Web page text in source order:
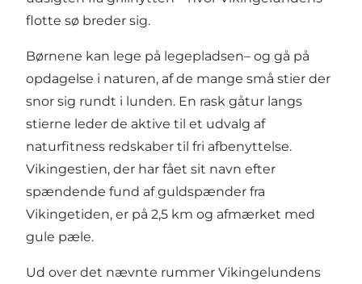
flotte sø breder sig.
Børnene kan lege på legepladsen– og gå på
opdagelse i naturen, af de mange små stier der
snor sig rundt i lunden. En rask gåtur langs
stierne leder de aktive til et udvalg af
naturfitness redskaber til fri afbenyttelse.
Vikingestien, der har fået sit navn efter
spændende fund af guldspænder fra
Vikingetiden, er på 2,5 km og afmærket med
gule pæle.
Ud over det nævnte rummer Vikingelundens